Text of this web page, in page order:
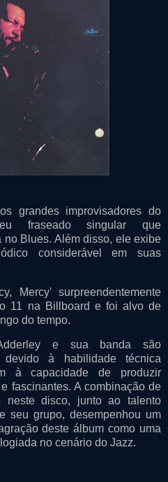
grandes improvisadores do
fraseado singular que
no Blues. Além disso, ele exibe
considerável em suas
Mercy' surpreendentemente
11 na Billboard e foi alvo de
do tempo.
e sua banda são
devido à habilidade técnica
à capacidade de produzir
fascinantes. A combinação de
neste disco, junto ao talento
seu grupo, desempenhou um
deste álbum como uma
no cenário do Jazz.